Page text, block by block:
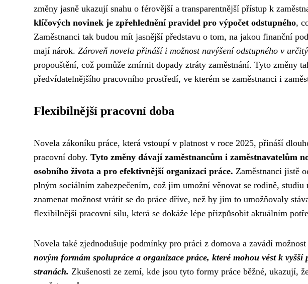
změny jasně ukazují snahu o férovější a transparentnější přístup k
klíčových novinek je zpřehlednění pravidel pro výpočet odstupného,
Zaměstnanci tak budou mít jasnější představu o tom, na jakou finanční
mají nárok. Zároveň novela přináší i možnost navýšení odstupného v
propouštění, což pomůže zmírnit dopady ztráty zaměstnání. Tyto změny
předvídatelnějšího pracovního prostředí, ve kterém se zaměstnanci i
Flexibilnější pracovní doba
Novela zákoníku práce, která vstoupí v platnost v roce 2025, přináší
pracovní doby. Tyto změny dávají zaměstnancům i zaměstnavatelům
osobního života a pro efektivnější organizaci práce. Zaměstnanci jistě
plným sociálním zabezpečením, což jim umožní věnovat se rodině,
znamenat možnost vrátit se do práce dříve, než by jim to umožňovaly
flexibilnější pracovní sílu, která se dokáže lépe přizpůsobit aktuálním
Novela také zjednodušuje podmínky pro práci z domova a zavádí
novým formám spolupráce a organizace práce, které mohou vést k
stranách. Zkušenosti ze zemí, kde jsou tyto formy práce běžné, ukazují,